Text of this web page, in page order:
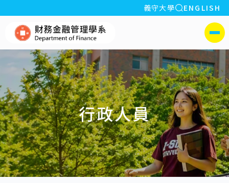
:::
義守大學 全站搜索
ENGLISH
義守大學財務金融管理學系(
側選單
行政人員